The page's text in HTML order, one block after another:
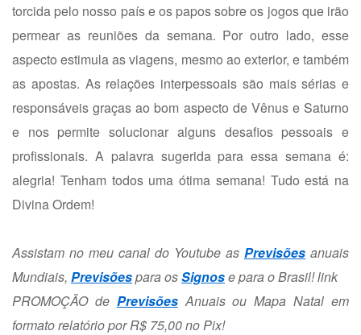
torcida pelo nosso país e os papos sobre os jogos que irão
permear as reuniões da semana. Por outro lado, esse
aspecto estimula as viagens, mesmo ao exterior, e também
as apostas. As relações interpessoais são mais sérias e
responsáveis graças ao bom aspecto de Vênus e Saturno
e nos permite solucionar alguns desafios pessoais e
profissionais. A palavra sugerida para essa semana é:
alegria! Tenham todos uma ótima semana! Tudo está na
Divina Ordem!
Assistam no meu canal do Youtube as Previsões anuais
Mundiais, Previsõespara osSignose para o Brasil!link
PROMOÇÃO de PrevisõesAnuais ou Mapa Natal em
formato relatório por R$ 75,00 no Pix!